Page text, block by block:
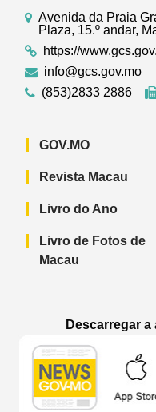
Avenida da Praia
Plaza, 15.º andar,
https://
info@gcs.gov.mo
(853)2833 2886
GOV.MO
Revista Macau
Livro do Ano
Livro de Fotos de
Macau
Descarregar a